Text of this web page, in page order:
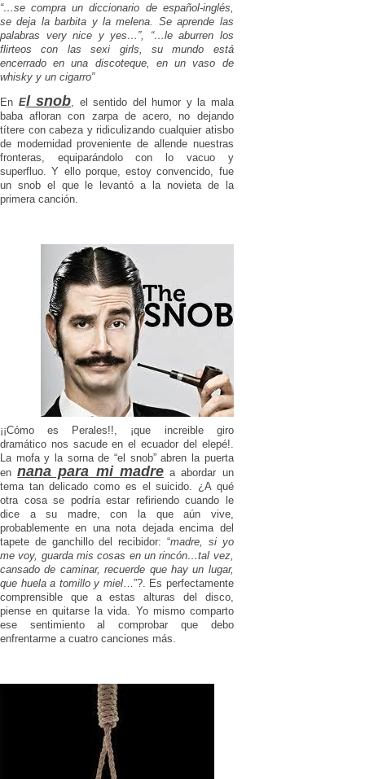
“…se compra un diccionario de español-inglés,
se deja la barbita y la melena. Se aprende las
palabras very nice y yes…”, “…le aburren los
flirteos con las sexi girls, su mundo está
encerrado en una discoteque, en un vaso de
whisky y un cigarro”
En El snob , el sentido del humor y la mala
baba afloran con zarpa de acero, no dejando
títere con cabeza y ridiculizando cualquier atisbo
de modernidad proveniente de allende nuestras
fronteras, equiparándolo con lo vacuo y
superfluo. Y ello porque, estoy convencido, fue
un snob el que le levantó a la novieta de la
primera canción.
¡¡Cómo es Perales!!, ¡que increible giro
dramático nos sacude en el ecuador del elepé!.
La mofa y la sorna de “el snob” abren la puerta
ennana para mi madre a abordar un
tema tan delicado como es el suicido. ¿A qué
otra cosa se podría estar refiriendo cuando le
dice a su madre, con la que aún vive,
probablemente en una nota dejada encima del
tapete de ganchillo del recibidor: “madre, si yo
me voy, guarda mis cosas en un rincón…tal vez,
cansado de caminar, recuerde que hay un lugar,
que huela a tomillo y miel…”?. Es perfectamente
comprensible que a estas alturas del disco,
piense en quitarse la vida. Yo mismo comparto
ese sentimiento al comprobar que debo
enfrentarme a cuatro canciones más.